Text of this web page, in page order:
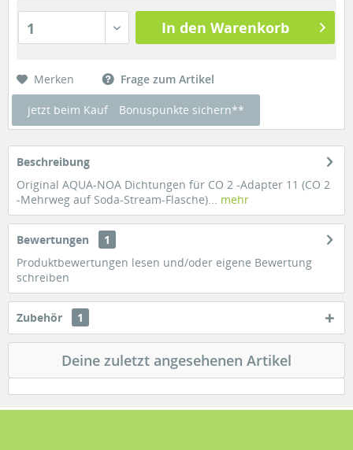
1 In den Warenkorb
Merken Frage zum Artikel
jetzt beim Kauf Bonuspunkte sichern**
Beschreibung
Original AQUA-NOA Dichtungen für CO 2 -Adapter 11 (CO 2
-Mehrweg auf Soda-Stream-Flasche)... mehr
Bewertungen
1
Produktbewertungen lesen und/oder eigene Bewertung
schreiben
Zubehör 1
Deine zuletzt angesehenen Artikel